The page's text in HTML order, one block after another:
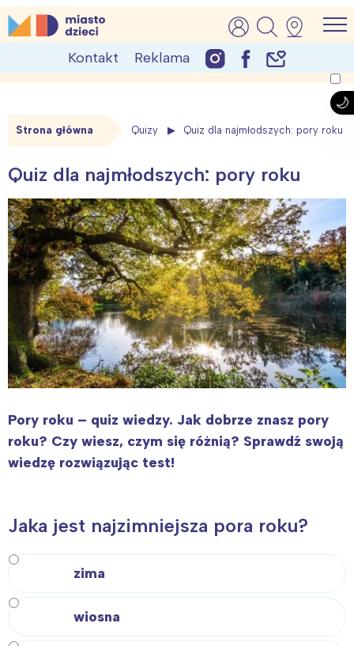
Skip
to
MiastoDzieci.pl
atrakcje dla dzieci, wydarzenia, imprezy rodzinne
Kontakt Reklama
Strona główna Quizy Quiz dla najmłodszych: pory roku
Quiz dla najmłodszych: pory roku
Pory roku – quiz wiedzy. Jak dobrze znasz pory
roku? Czy wiesz, czym się różnią? Sprawdź swoją
wiedzę rozwiązując test!
Jaka jest najzimniejsza pora roku?
zima
wiosna